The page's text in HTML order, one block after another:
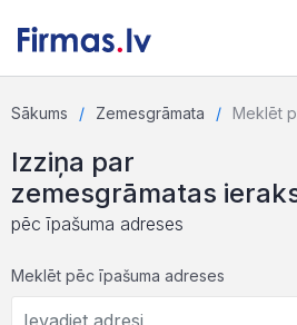
Sākums Zemesgrāmata Meklēt
Izziņa par
zemesgrāmatas
pēc īpašuma adreses
Meklēt pēc īpašuma adreses